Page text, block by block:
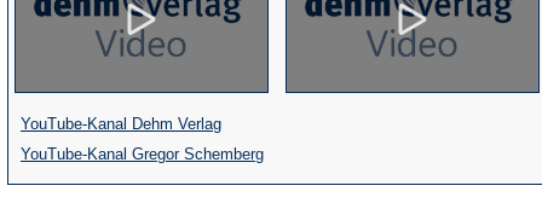
YouTube-Kanal Dehm Verlag(Öffnet
in
einem
YouTube-Kanal Gregor Schemberg(Öffnet
in